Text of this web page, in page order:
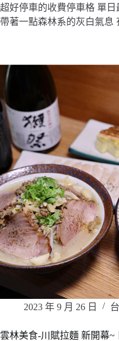
超好停車的收費停車格 單
帶著一點森林系的灰白氣息
2023 年 9 月 26 日
雲林美食-川賦拉麵 新開幕